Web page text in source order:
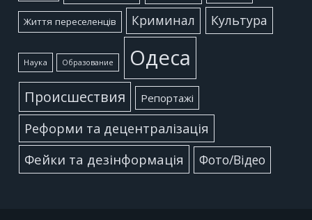
Життя переселенців Криминал Культура
Наука Образование Одеса
Происшествия Репортажі
Реформи та децентралізація
Фейки та дезінформація
Фото/Відео